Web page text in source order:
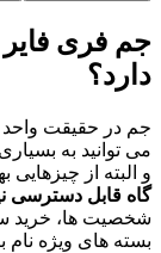
فایر
واحد پول
به بسیاری از
چیزهایی بهره
دسترسی نیستند.از
خرید سلاح و
ویژه نام برد.